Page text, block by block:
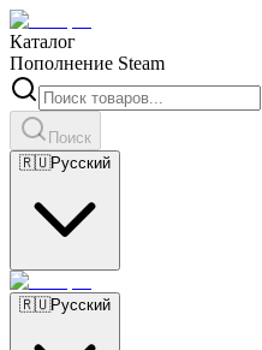
Каталог
Пополнение Steam
Поиск
🇷🇺Русский
🇷🇺Русский